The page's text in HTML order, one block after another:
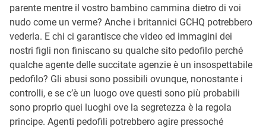
parente mentre il vostro bambino cammina dietro di voi
nudo come un verme? Anche i britannici GCHQ potrebbero
vederla. E chi ci garantisce che video ed immagini dei
nostri figli non finiscano su qualche sito pedofilo perché
qualche agente delle succitate agenzie è un insospettabile
pedofilo? Gli abusi sono possibili ovunque, nonostante i
controlli, e se c’è un luogo ove questi sono più probabili
sono proprio quei luoghi ove la segretezza è la regola
principe. Agenti pedofili potrebbero agire pressoché